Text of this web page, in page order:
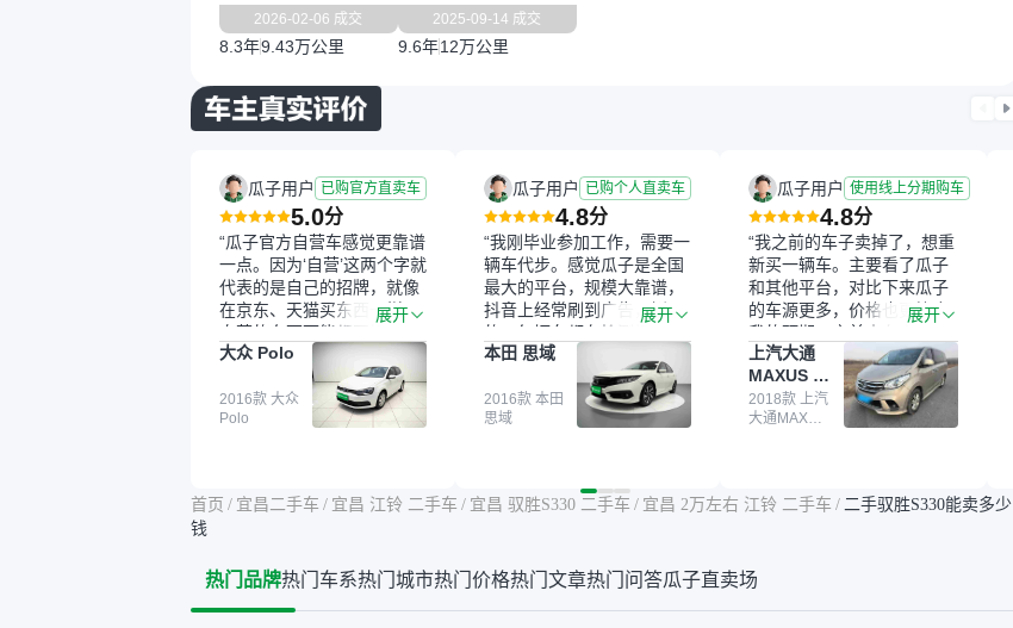
2026-02-06 成交
8.3年9.43万公里
2025-09-14 成交
9.6年12万公里
瓜子用户 已购官方直卖车
5.0分
“瓜子官方自营车感觉更靠谱
一点。因为‘自营’这两个字就
代表的是自己的招牌，就像
在京东、天猫买东西一样，
自营的东西可能都要好一
点。就是这种刻板印象吧。
一开始买二手车的时候，我
确实有担心过事故车、泡水
车这些问题。瓜子的检测报
况。我拿到你们的信息之
台），同时也找了朋友帮忙
线下看车。结果跟你们的报
展开
大众 Polo
2016款 大众
Polo
瓜子用户 已购个人直卖车
4.8分
“我刚毕业参加工作，需要一
辆车代步。感觉瓜子是全国
最大的平台，规模大靠谱，
抖音上经常刷到广告，挺火
的。每辆车都有检测报告，
这个让我很放心。去外面买
车全凭卖家一张嘴，不敢
买。我买了本田思域，白
色，过户次数少，公里数符
平台，车价贵点也正常，毕
竟有保障。其他平台上很多
多花点钱买个放心。从个人
展开
本田 思域
2016款 本田
思域
瓜子用户 使用线上分期购车
4.8分
“我之前的车子卖掉了，想重
新买一辆车。主要看了瓜子
和其他平台，对比下来瓜子
的车源更多，价格也更符合
我的预期。之前卖车来过瓜
子，虽然价格没谈成，但
APP一直留着。瓜子毕竟是
大平台，整体印象还好。我
最终买了一台上汽大通，18
期，这一点很便捷，其他平
心的额外价值。虽然我砍过
展开
上汽大通
MAXUS 大
通G10
2018款 上汽
大通MAXUS
首页 / 宜昌二手车 / 宜昌 江铃 二手车 / 宜昌 驭胜S330 二手车 / 宜昌 2万左右 江铃 二手车 / 二手驭胜S330能卖多少
钱
热门品牌热门车系热门城市热门价格热门文章热门问答瓜子直卖场